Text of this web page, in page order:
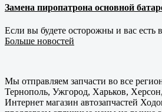
Замена пиропатрона основной
Если вы будете осторожны и вас есть
Больше новостей
Мы отправляем запчасти во все
Тернополь, Ужгород, Харьков,
Интернет магазин автозапчастей